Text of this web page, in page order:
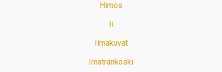
Himos
Ii
Ilmakuvat
Imatrankoski